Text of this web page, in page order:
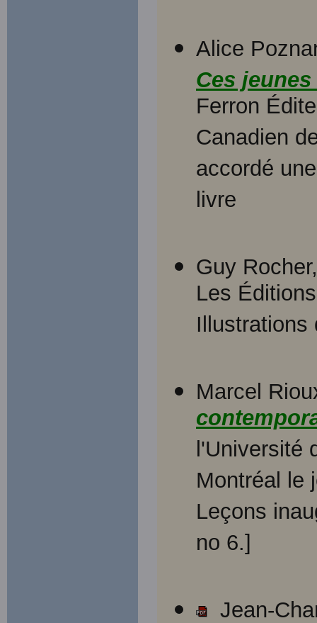
Alice
Ces
Ferron
Canadien
accordé
livre
Guy
Les
Illustrations
Marcel
l'Université
Montréal le
Leçons
no 6.]
Jean-